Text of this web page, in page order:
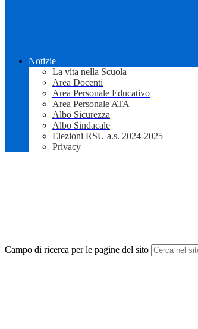
Notizie
La vita nella Scuola
Area Docenti
Area Personale Educativo
Area Personale ATA
Albo Sicurezza
Albo Sindacale
Elezioni RSU a.s. 2024-2025
Privacy
Campo di ricerca per le pagine del sito